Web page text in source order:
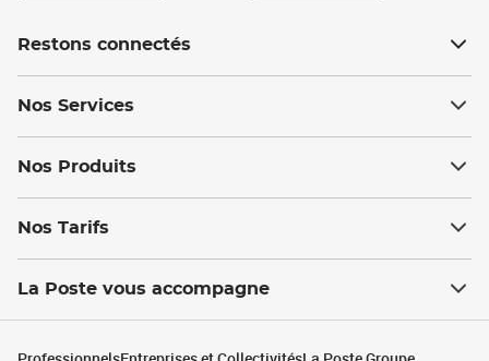
Restons connectés
Nos Services
Nos Produits
Nos Tarifs
La Poste vous accompagne